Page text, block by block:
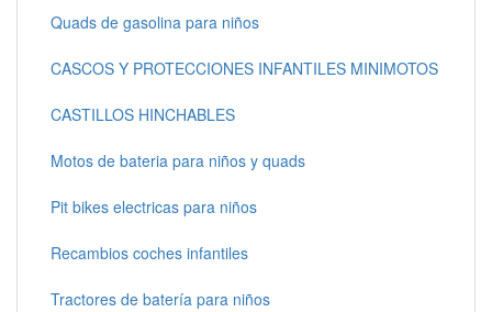
Quads de gasolina para niños
CASCOS Y PROTECCIONES INFANTILES MINIMOTOS
CASTILLOS HINCHABLES
Motos de bateria para niños y quads
Pit bikes electricas para niños
Recambios coches infantiles
Tractores de batería para niños